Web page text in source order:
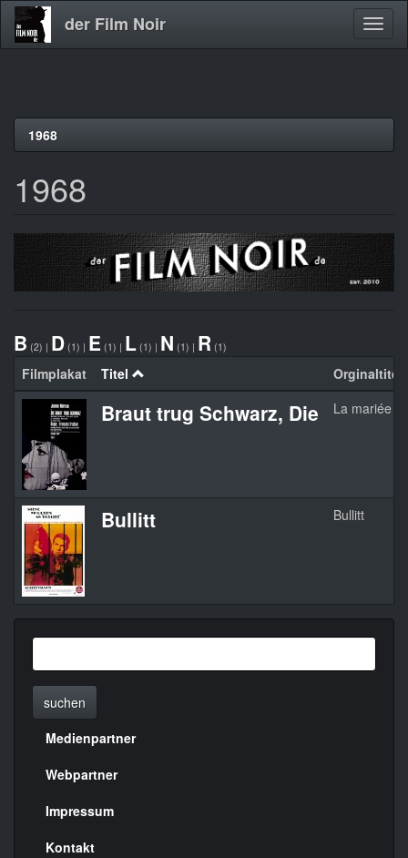
Direkt
der Film Noir
1968
1968
B (2) | D (1) | E (1) | L (1) | N (1) | R (1)
Filmplakat Titel Orginaltitel
Braut trug Schwarz, Die La mariée
Bullitt Bullitt
suchen
Menülinks
rechte
Seite
Medienpartner
Webpartner
Impressum
Kontakt